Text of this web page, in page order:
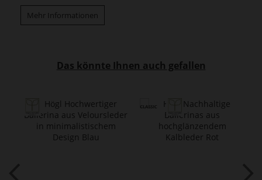
Mehr Informationen
Das könnte Ihnen auch gefallen